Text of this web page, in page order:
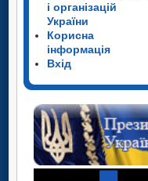
і організацій
України
Корисна
інформація
Вхід